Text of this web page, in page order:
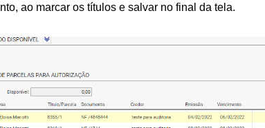
ao marcar os títulos e salvar no final da tela.